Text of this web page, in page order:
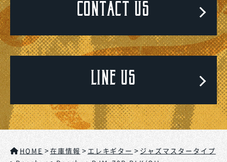
CONTACT US
LINE US
HOME >在庫情報 > エレキギター > ジャズマスタータイプ